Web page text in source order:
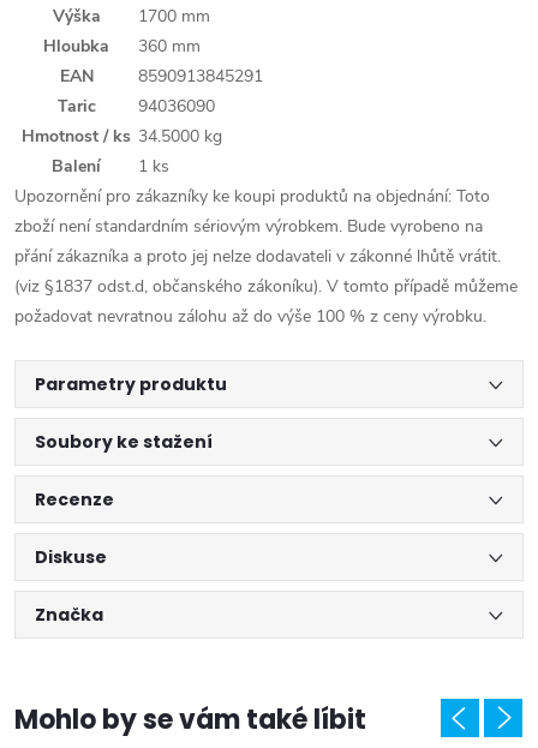
Výška
1700 mm
Hloubka
360 mm
EAN
8590913845291
Taric
94036090
Hmotnost / ks 34.5000 kg
Balení
1 ks
Upozornění pro zákazníky ke koupi produktů na objednání: Toto
zboží není standardním sériovým výrobkem. Bude vyrobeno na
přání zákazníka a proto jej nelze dodavateli v zákonné lhůtě vrátit.
(viz §1837 odst.d, občanského zákoníku). V tomto případě můžeme
požadovat nevratnou zálohu až do výše 100 % z ceny výrobku.
Parametry produktu
Soubory ke stažení
Recenze
Diskuse
Značka